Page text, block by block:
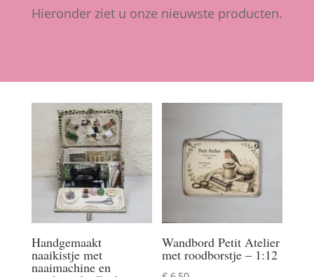
Hieronder ziet u onze nieuwste producten.
Handgemaakt
naaikistje met
naaimachine en
Wandbord Petit Atelier
met roodborstje – 1:12